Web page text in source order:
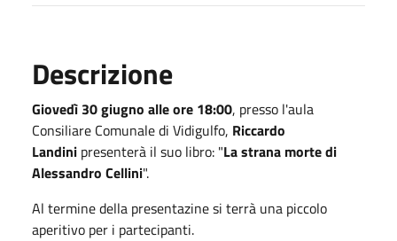
Descrizione
Giovedì 30 giugno alle ore 18:00, presso l'aula
Consiliare Comunale di Vidigulfo, Riccardo
Landini presenterà il suo libro: "La strana morte di
Alessandro Cellini".
Al termine della presentazine si terrà una piccolo
aperitivo per i partecipanti.